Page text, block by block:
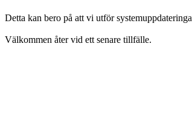
Detta kan bero på att vi utför
Välkommen åter vid ett senare tillfälle.